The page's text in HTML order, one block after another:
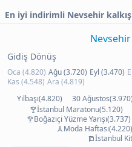
En iyi indirimli Nevsehir
Nevsehir
Gidiş Dönüş
Oca (4.820) Ağu (3.720) Eyl (3.470)
Kas (4.548) Ara (4.819)
Yılbaşı(4.820)
30 Ağustos(3.970)
İstanbul Maratonu(5.120)
Boğaziçi Yüzme Yarışı(3.737)
Moda Haftası(4.220)
İstanbul